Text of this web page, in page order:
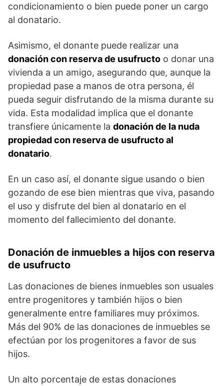
condicionamiento o bien puede poner un cargo
al donatario.
Asimismo, el donante puede realizar una
donación con reserva de usufructo o donar una
vivienda a un amigo, asegurando que, aunque la
propiedad pase a manos de otra persona, él
pueda seguir disfrutando de la misma durante su
vida. Esta modalidad implica que el donante
transfiere únicamente la donación de la nuda
propiedad con reserva de usufructo al
donatario.
En un caso así, el donante sigue usando o bien
gozando de ese bien mientras que viva, pasando
el uso y disfrute del bien al donatario en el
momento del fallecimiento del donante.
Donación de inmuebles a hijos con reserva
de usufructo
Las donaciones de bienes inmuebles son usuales
entre progenitores y también hijos o bien
generalmente entre familiares muy próximos.
Más del 90% de las donaciones de inmuebles se
efectúan por los progenitores a favor de sus
hijos.
Un alto porcentaje de estas donaciones